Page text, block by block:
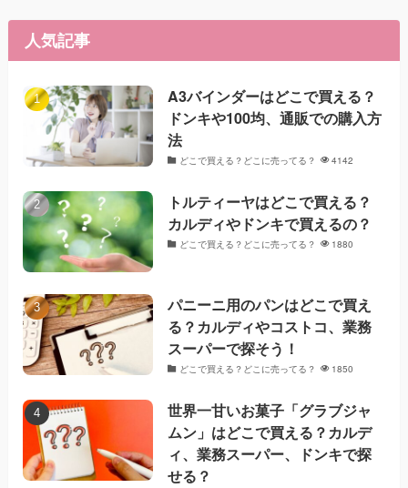
人気記事
A3バインダーはどこで買える？
ドンキや100均、通販での購入方
法
どこで買える？どこに売ってる？ 4142
トルティーヤはどこで買える？
カルディやドンキで買えるの？
どこで買える？どこに売ってる？ 1880
パニーニ用のパンはどこで買え
る？カルディやコストコ、業務
スーパーで探そう！
どこで買える？どこに売ってる？ 1850
世界一甘いお菓子「グラブジャ
ムン」はどこで買える？カルデ
ィ、業務スーパー、ドンキで探
せる？